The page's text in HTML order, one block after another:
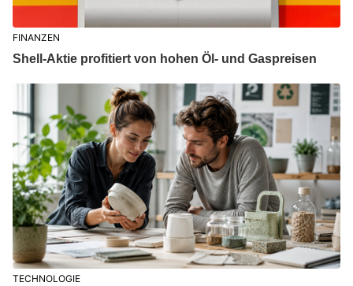
FINANZEN
Shell-Aktie profitiert von hohen Öl- und Gaspreisen
TECHNOLOGIE